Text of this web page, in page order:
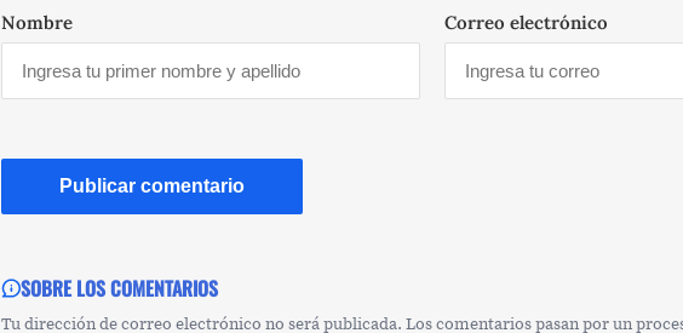
Nombre Correo electrónico
SOBRE LOS COMENTARIOS
Tu dirección de correo electrónico no será publicada. Los comentarios pasan por un